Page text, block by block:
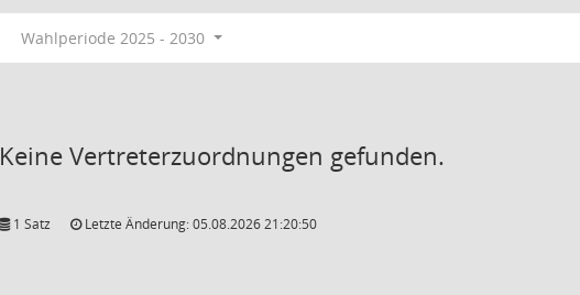
Wahlperiode 2025 - 2030
Keine Vertreterzuordnungen gefunden.
1 Satz Letzte Änderung: 05.08.2026 21:20:50